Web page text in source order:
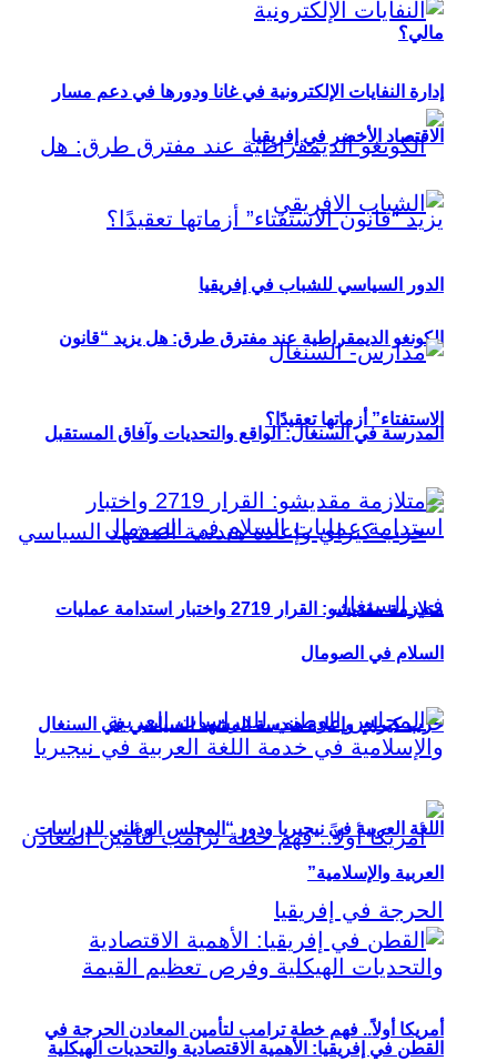
مالي؟
الكونغو الديمقراطية عند مفترق طرق: هل يزيد “قانون
الاستفتاء” أزماتها تعقيدًا؟
حزب كيراي وإعادة هندسة المشهد السياسي في السنغال
أمريكا أولاً.. فهم خطة ترامب لتأمين المعادن الحرجة في
إدارة النفايات الإلكترونية في غانا ودورها في دعم مسار
الاقتصاد الأخضر في إفريقيا
الدور السياسي للشباب في إفريقيا
المدرسة في السنغال: الواقع والتحديات وآفاق المستقبل
متلازمة مقديشو: القرار 2719 واختبار استدامة عمليات
السلام في الصومال
اللغة العربية في نيجيريا ودور “المجلس الوطني للدراسات
العربية والإسلامية”
القطن في إفريقيا: الأهمية الاقتصادية والتحديات الهيكلية